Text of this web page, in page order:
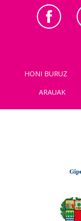
HONI BURUZ
ARAUAK